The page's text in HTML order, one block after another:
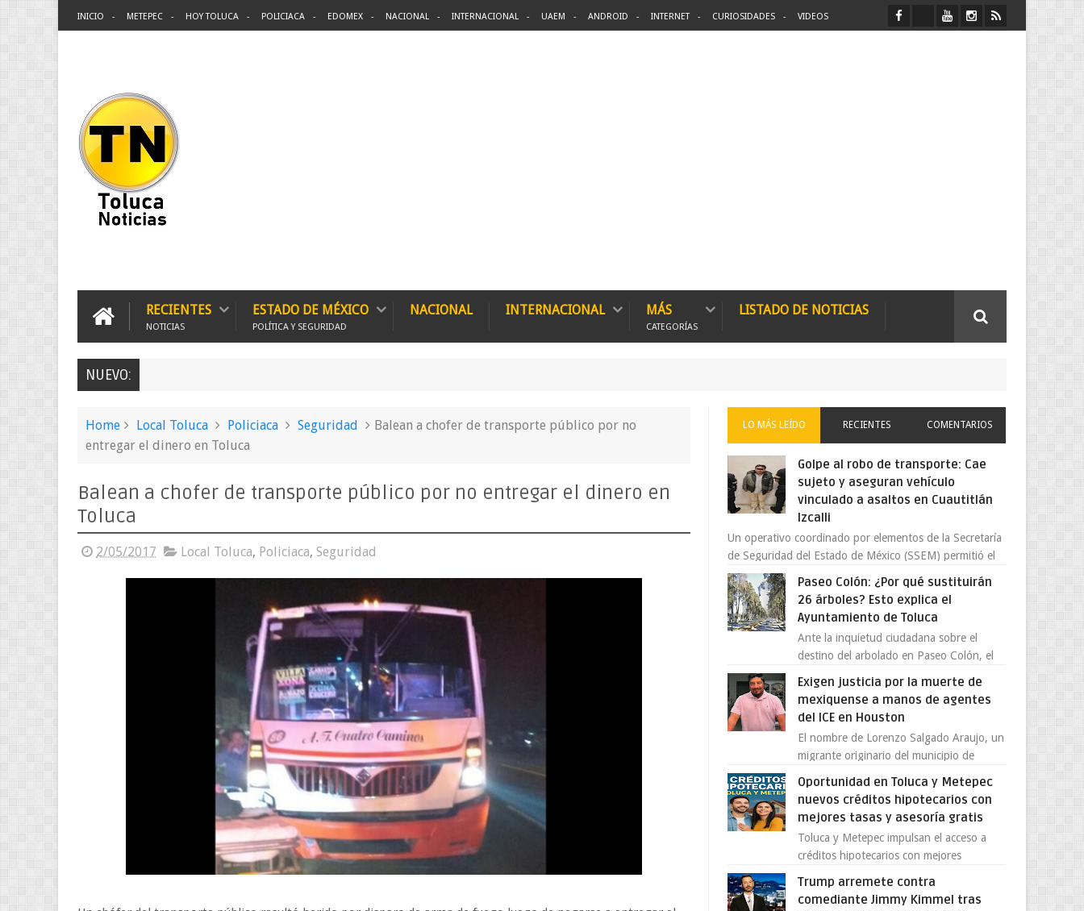
INICIO METEPEC HOY TOLUCA POLICIACA EDOMEX NACIONAL INTERNACIONAL UAEM ANDROID INTERNET CURIOSIDADES VIDEOS
RECIENTES
NOTICIAS
ESTADO DE MÉXICO
POLÍTICA Y SEGURIDAD
NACIONAL INTERNACIONAL MÁS
CATEGORÍAS
LISTADO DE NOTICIAS
NUEVO:
Home Local Toluca Policiaca Seguridad
Balean a chofer de transporte público por no
entregar el dinero en Toluca
Balean a chofer de transporte público por no entregar el dinero en
Toluca
2/05/2017 Local Toluca, Policiaca, Seguridad
LO MÁS LEÍDO RECIENTES COMENTARIOS
Golpe al robo de transporte: Cae
sujeto y aseguran vehículo
vinculado a asaltos en Cuautitlán
Izcalli
Un operativo coordinado por elementos de la Secretaría
de Seguridad del Estado de México (SSEM) permitió el
aseguramiento de un vehículo vin...
Paseo Colón: ¿Por qué sustituirán
26 árboles? Esto explica el
Ayuntamiento de Toluca
Ante la inquietud ciudadana sobre el
destino del arbolado en Paseo Colón, el
solo 26 ejemplares será...
Exigen justicia por la muerte de
mexiquense a manos de agentes
del ICE en Houston
El nombre de Lorenzo Salgado Araujo, un
migrante originario del municipio de
convertido en el centro de un...
Oportunidad en Toluca y Metepec
nuevos créditos hipotecarios con
mejores tasas y asesoría gratis
Toluca y Metepec impulsan el acceso a
créditos hipotecarios con mejores
emprendedores Con la creciente neces...
Trump arremete contra
comediante Jimmy Kimmel tras